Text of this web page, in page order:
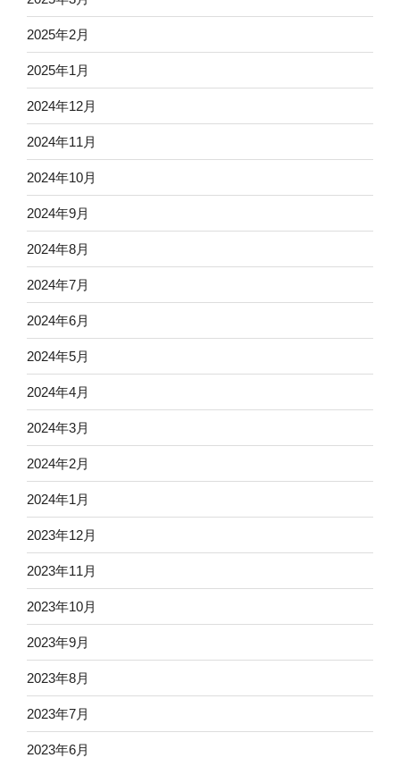
2025年2月
2025年1月
2024年12月
2024年11月
2024年10月
2024年9月
2024年8月
2024年7月
2024年6月
2024年5月
2024年4月
2024年3月
2024年2月
2024年1月
2023年12月
2023年11月
2023年10月
2023年9月
2023年8月
2023年7月
2023年6月